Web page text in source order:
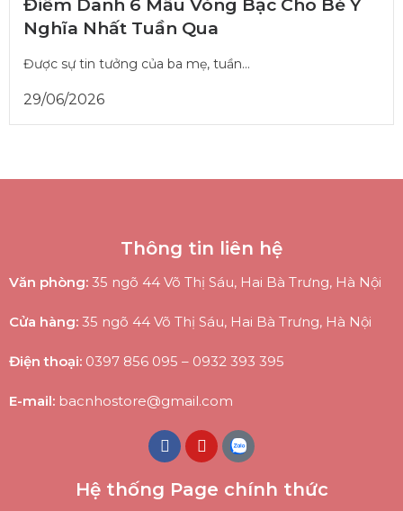
Nghĩa Nhất Tuần Qua
Được sự tin tưởng của ba mẹ, tuần...
29/06/2026
Thông tin liên hệ
Văn phòng: 35 ngõ 44 Võ Thị Sáu, Hai Bà Trưng, Hà Nội
Cửa hàng: 35 ngõ 44 Võ Thị Sáu, Hai Bà Trưng, Hà Nội
Điện thoại: 0397 856 095 – 0932 393 395
E-mail: bacnhostore@gmail.com
Hệ thống Page chính thức